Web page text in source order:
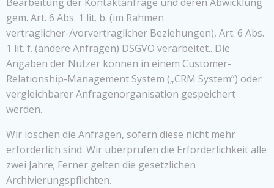
gem. Art. 6 Abs. 1 lit. b. (im Rahmen
vertraglicher-/vorvertraglicher Beziehungen), Art. 6 Abs.
1 lit. f. (andere Anfragen) DSGVO verarbeitet.. Die
Angaben der Nutzer können in einem Customer-
Relationship-Management System („CRM System“) oder
vergleichbarer Anfragenorganisation gespeichert
werden.
Wir löschen die Anfragen, sofern diese nicht mehr
erforderlich sind. Wir überprüfen die Erforderlichkeit alle
zwei Jahre; Ferner gelten die gesetzlichen
Archivierungspflichten.